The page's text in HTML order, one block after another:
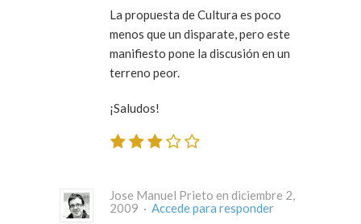
La propuesta de Cultura es poco
menos que un disparate, pero este
manifiesto pone la discusión en un
terreno peor.
¡Saludos!
Jose Manuel Prieto en diciembre 2,
2009 · Accede para responder